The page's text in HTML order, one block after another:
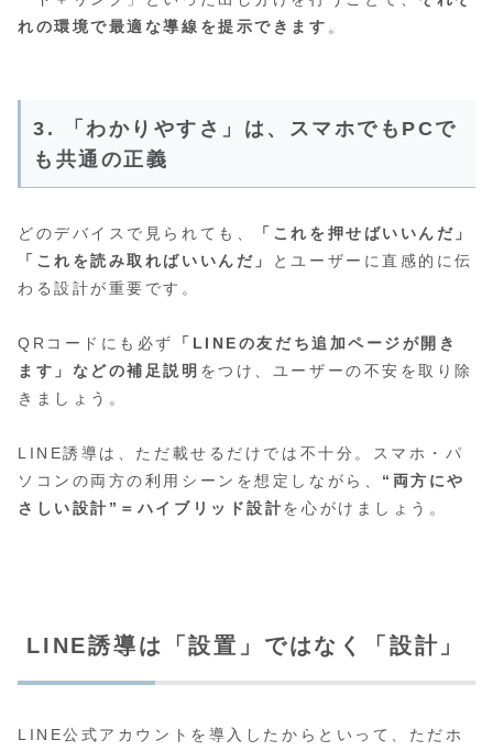
れの環境で最適な導線を提示できます 。
3. 「わかりやすさ」は、スマホでもPCで
も共通の正義
どのデバイスで見られても、
「これを押せばいいんだ」
「これを読み取ればいいんだ」
とユーザーに直感的に伝
わる設計が重要です。
QRコードにも必ず
「LINEの友だち追加ページが開き
ます」などの補足説明 をつけ、ユーザーの不安を取り除
きましょう。
LINE誘導は、ただ載せるだけでは不十分。スマホ・パ
ソコンの両方の利用シーンを想定しながら、 “両方にや
さしい設計”＝ハイブリッド設計を心がけましょう。
LINE誘導は「設置」ではなく「設計」
LINE公式アカウントを導入したからといって、ただホ